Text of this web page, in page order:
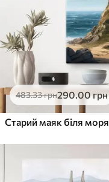
483.33грн290.00грн
Старий маяк біля моря